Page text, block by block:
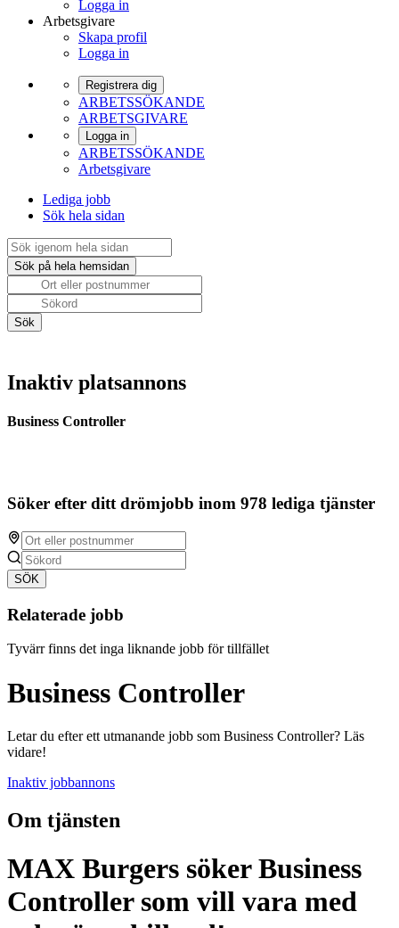
Logga in
Arbetsgivare
Skapa profil
Logga in
Registrera dig
ARBETSSÖKANDE
ARBETSGIVARE
Logga in
ARBETSSÖKANDE
Arbetsgivare
Lediga jobb
Sök hela sidan
Inaktiv platsannons
Business Controller
Söker efter ditt drömjobb inom 978 lediga tjänster
SÖK
Relaterade jobb
Tyvärr finns det inga liknande jobb för tillfället
Business Controller
Letar du efter ett utmanande jobb som Business Controller? Läs
vidare!
Inaktiv jobbannons
Om tjänsten
MAX Burgers söker Business
Controller som vill vara med